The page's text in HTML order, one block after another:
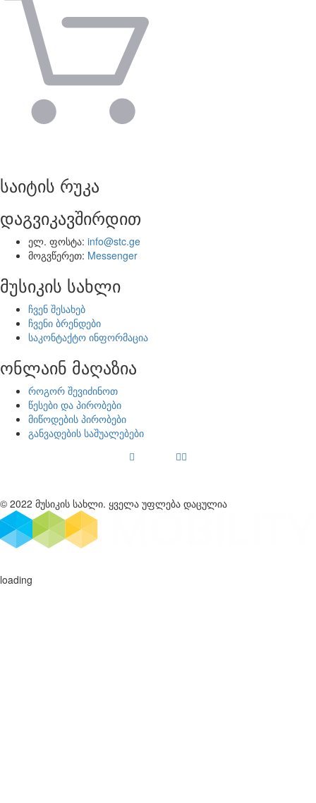
საიტის რუკა
დაგვიკავშირდით
ელ. ფოსტა: info@stc.ge
მოგვწერეთ: Messenger
მუსიკის სახლი
ჩვენ შესახებ
ჩვენი ბრენდები
საკონტაქტო ინფორმაცია
ონლაინ მაღაზია
როგორ შევიძინოთ
წესები და პირობები
მიწოდების პირობები
განვადების საშუალებები
© 2022 მუსიკის სახლი. ყველა უფლება დაცულია
loading